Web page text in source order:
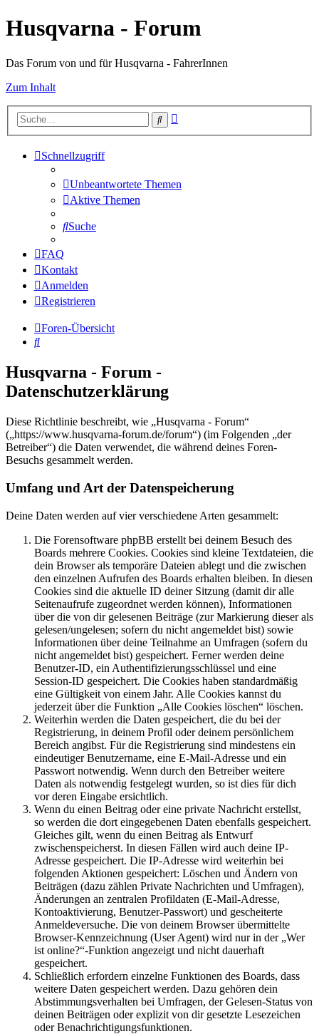
Husqvarna - Forum
Das Forum von und für Husqvarna - FahrerInnen
Zum Inhalt
Suche
Schnellzugriff
Unbeantwortete Themen
Aktive Themen
Suche
FAQ
Kontakt
Anmelden
Registrieren
Foren-Übersicht
Suche
Husqvarna - Forum -
Datenschutzerklärung
Diese Richtlinie beschreibt, wie „Husqvarna - Forum“
(„https://www.husqvarna-forum.de/forum“) (im Folgenden „der
Betreiber“) die Daten verwendet, die während deines Foren-
Besuchs gesammelt werden.
Umfang und Art der Datenspeicherung
Deine Daten werden auf vier verschiedene Arten gesammelt:
Die Forensoftware phpBB erstellt bei deinem Besuch des
Boards mehrere Cookies. Cookies sind kleine Textdateien, die
dein Browser als temporäre Dateien ablegt und die zwischen
den einzelnen Aufrufen des Boards erhalten bleiben. In diesen
Cookies sind die aktuelle ID deiner Sitzung (damit dir alle
Seitenaufrufe zugeordnet werden können), Informationen
über die von dir gelesenen Beiträge (zur Markierung dieser als
gelesen/ungelesen; sofern du nicht angemeldet bist) sowie
Informationen über deine Teilnahme an Umfragen (sofern du
nicht angemeldet bist) gespeichert. Ferner werden deine
Benutzer-ID, ein Authentifizierungsschlüssel und eine
Session-ID gespeichert. Die Cookies haben standardmäßig
eine Gültigkeit von einem Jahr. Alle Cookies kannst du
jederzeit über die Funktion „Alle Cookies löschen“ löschen.
Weiterhin werden die Daten gespeichert, die du bei der
Registrierung, in deinem Profil oder deinem persönlichem
Bereich angibst. Für die Registrierung sind mindestens ein
eindeutiger Benutzername, eine E-Mail-Adresse und ein
Passwort notwendig. Wenn durch den Betreiber weitere
Daten als notwendig festgelegt wurden, so ist dies für dich
vor deren Eingabe ersichtlich.
Wenn du einen Beitrag oder eine private Nachricht erstellst,
so werden die dort eingegebenen Daten ebenfalls gespeichert.
Gleiches gilt, wenn du einen Beitrag als Entwurf
zwischenspeicherst. In diesen Fällen wird auch deine IP-
Adresse gespeichert. Die IP-Adresse wird weiterhin bei
folgenden Aktionen gespeichert: Löschen und Ändern von
Beiträgen (dazu zählen Private Nachrichten und Umfragen),
Änderungen an zentralen Profildaten (E-Mail-Adresse,
Kontoaktivierung, Benutzer-Passwort) und gescheiterte
Anmeldeversuche. Die von deinem Browser übermittelte
Browser-Kennzeichnung (User Agent) wird nur in der „Wer
ist online?“-Funktion angezeigt und nicht dauerhaft
gespeichert.
Schließlich erfordern einzelne Funktionen des Boards, dass
weitere Daten gespeichert werden. Dazu gehören dein
Abstimmungsverhalten bei Umfragen, der Gelesen-Status von
deinen Beiträgen oder explizit von dir gesetzte Lesezeichen
oder Benachrichtigungsfunktionen.